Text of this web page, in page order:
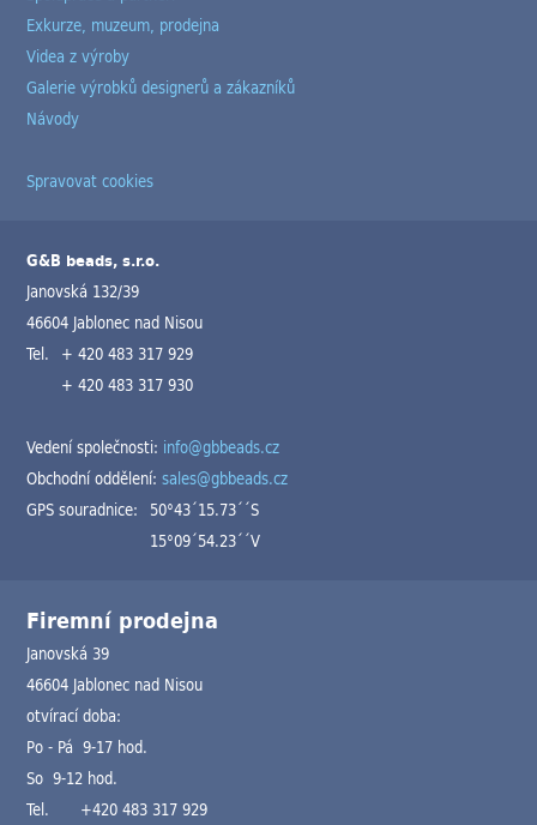
Exkurze, muzeum, prodejna
Videa z výroby
Galerie výrobků designerů a zákazníků
Návody
Spravovat cookies
G&B beads, s.r.o.
Janovská 132/39
46604 Jablonec nad Nisou
Tel. + 420 483 317 929
+ 420 483 317 930
Vedení společnosti: info@gbbeads.cz
Obchodní oddělení:sales@gbbeads.cz
GPS souradnice: 50°43´15.73´´S
15°09´54.23´´V
Firemní prodejna
Janovská 39
46604 Jablonec nad Nisou
otvírací doba:
Po - Pá 9-17 hod.
So 9-12 hod.
Tel.
+420 483 317 929